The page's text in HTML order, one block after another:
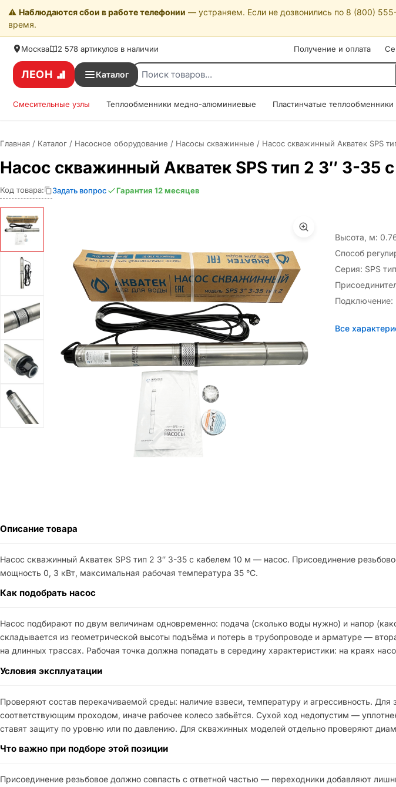
⚠️ Наблюдаются сбои в работе телефонии — устраняем. Если не дозвонились по 8 (800)
время.
Москва 2 578 артикулов в наличии Получение и оплата
ЛЕОН Каталог
Смесительные узлы Теплообменники медно-алюминиевые Пластинчатые теплообменники
Главная / Каталог / Насосное оборудование / Насосы скважинные / Насос скважинный Акватек SPS
Насос скважинный Акватек SPS тип 2 3″ 3-35
Код товара: Задать вопрос Гарантия 12 месяцев
Высота, м:
Способ
Серия: SPS
Подключение:
Все
Описание товара
Насос скважинный Акватек SPS тип 2 3″ 3-35 с кабелем 10 м — насос. Присоединение
мощность 0, 3 кВт, максимальная рабочая температура 35 °C.
Как подобрать насос
Насос подбирают по двум величинам одновременно: подача (сколько воды нужно) и напор
складывается из геометрической высоты подъёма и потерь в трубопроводе и арматуре —
на длинных трассах. Рабочая точка должна попадать в середину характеристики: на краях
Условия эксплуатации
Проверяют состав перекачиваемой среды: наличие взвеси, температуру и агрессивность. Для
соответствующим проходом, иначе рабочее колесо забьётся. Сухой ход недопустим —
ставят защиту по уровню или по давлению. Для скважинных моделей отдельно проверяют
Что важно при подборе этой позиции
Присоединение резьбовое должно совпасть с ответной частью — переходники добавляют